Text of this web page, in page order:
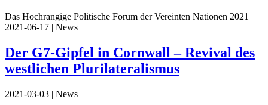
Das Hochrangige Politische Forum der Vereinten Nationen 2021
2021-06-17 | News
Der G7-Gipfel in Cornwall – Revival des
westlichen Plurilateralismus
2021-03-03 | News